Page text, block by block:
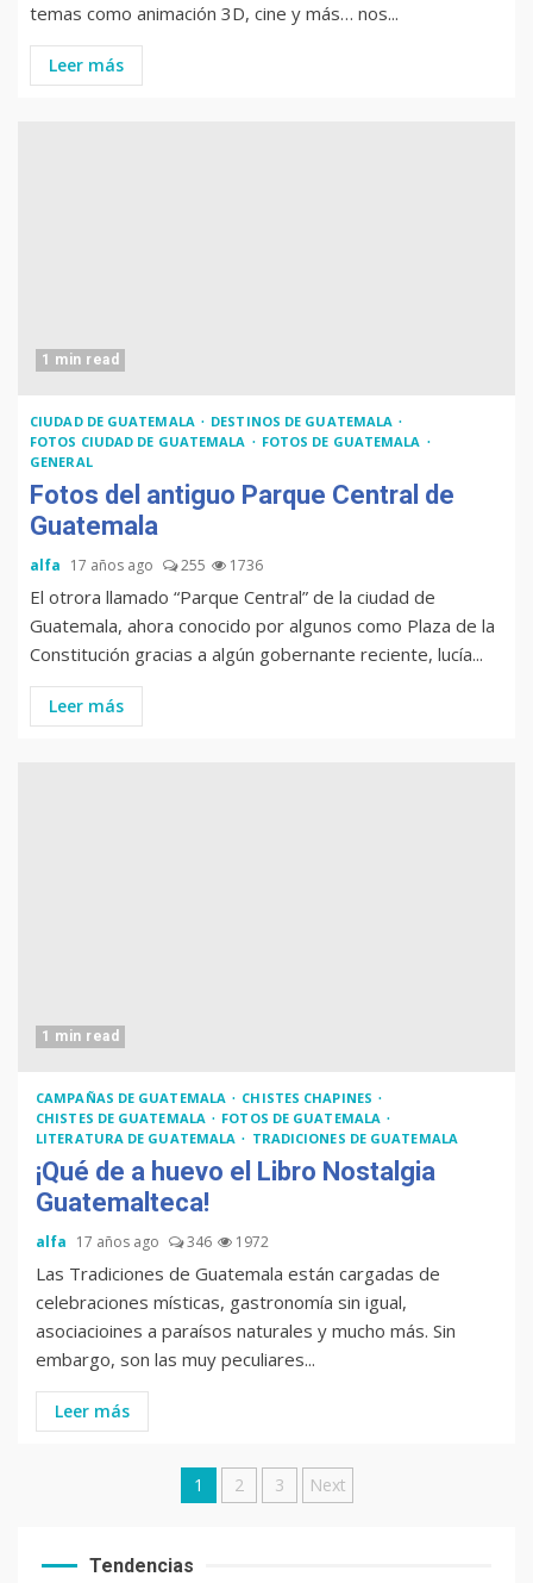
temas como animación 3D, cine y más… nos...
Leer más
1 min read
CIUDAD DE GUATEMALA
DESTINOS DE GUATEMALA
FOTOS CIUDAD DE GUATEMALA
FOTOS DE GUATEMALA
GENERAL
Fotos del antiguo Parque Central de
Guatemala
alfa 17 años ago 255 1736
El otrora llamado “Parque Central” de la ciudad de
Guatemala, ahora conocido por algunos como Plaza de la
Constitución gracias a algún gobernante reciente, lucía...
Leer más
1 min read
CAMPAÑAS DE GUATEMALA
CHISTES CHAPINES
CHISTES DE GUATEMALA
FOTOS DE GUATEMALA
LITERATURA DE GUATEMALA
TRADICIONES DE GUATEMALA
¡Qué de a huevo el Libro Nostalgia
Guatemalteca!
alfa 17 años ago 346 1972
Las Tradiciones de Guatemala están cargadas de
celebraciones místicas, gastronomía sin igual,
asociacioines a paraísos naturales y mucho más. Sin
embargo, son las muy peculiares...
Leer más
Posts
1 2 3 Next
Tendencias